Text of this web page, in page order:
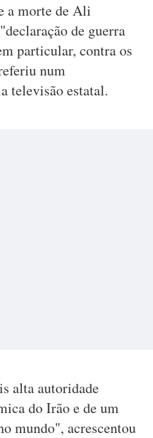
a morte de Ali
de guerra
particular, contra os
num
televisão estatal.
alta autoridade
do Irão e de um
mundo", acrescentou